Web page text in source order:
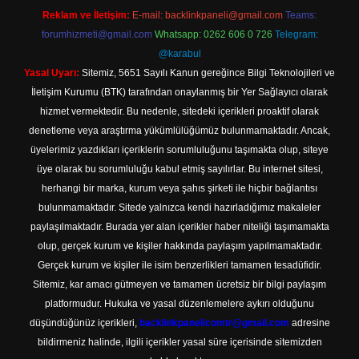
Reklam ve İletişim: E-mail: backlinkpaneli@gmail.com Teams:
forumhizmeti@gmail.com Whatsapp: 0262 606 0 726 Telegram:
@karabul
Yasal Uyarı: Sitemiz, 5651 Sayılı Kanun gereğince Bilgi Teknolojileri ve
İletişim Kurumu (BTK) tarafından onaylanmış bir Yer Sağlayıcı olarak
hizmet vermektedir. Bu nedenle, sitedeki içerikleri proaktif olarak
denetleme veya araştırma yükümlülüğümüz bulunmamaktadır. Ancak,
üyelerimiz yazdıkları içeriklerin sorumluluğunu taşımakta olup, siteye
üye olarak bu sorumluluğu kabul etmiş sayılırlar. Bu internet sitesi,
herhangi bir marka, kurum veya şahıs şirketi ile hiçbir bağlantısı
bulunmamaktadır. Sitede yalnızca kendi hazırladığımız makaleler
paylaşılmaktadır. Burada yer alan içerikler haber niteliği taşımamakta
olup, gerçek kurum ve kişiler hakkında paylaşım yapılmamaktadır.
Gerçek kurum ve kişiler ile isim benzerlikleri tamamen tesadüfidir.
Sitemiz, kar amacı gütmeyen ve tamamen ücretsiz bir bilgi paylaşım
platformudur. Hukuka ve yasal düzenlemelere aykırı olduğunu
düşündüğünüz içerikleri, backlinkpanelicomtr@gmail.com adresine
bildirmeniz halinde, ilgili içerikler yasal süre içerisinde sitemizden